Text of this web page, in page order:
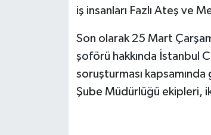
iş insanları Fazlı Ateş ve
Son olarak 25 Mart
şoförü hakkında İstanbul
soruşturması
Şube Müdürlüğü ekipleri,